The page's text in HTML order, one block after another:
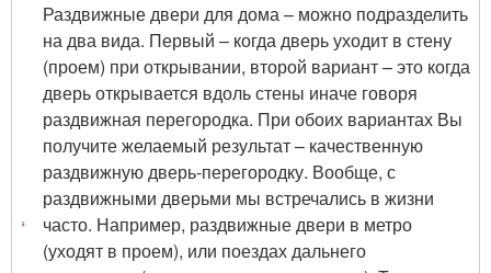
Раздвижные двери для дома – можно подразделить
на два вида. Первый – когда дверь уходит в стену
(проем) при открывании, второй вариант – это когда
дверь открывается вдоль стены иначе говоря
раздвижная перегородка. При обоих вариантах Вы
получите желаемый результат – качественную
раздвижную дверь-перегородку. Вообще, с
раздвижными дверьми мы встречались в жизни
часто. Например, раздвижные двери в метро
(уходят в проем), или поездах дальнего